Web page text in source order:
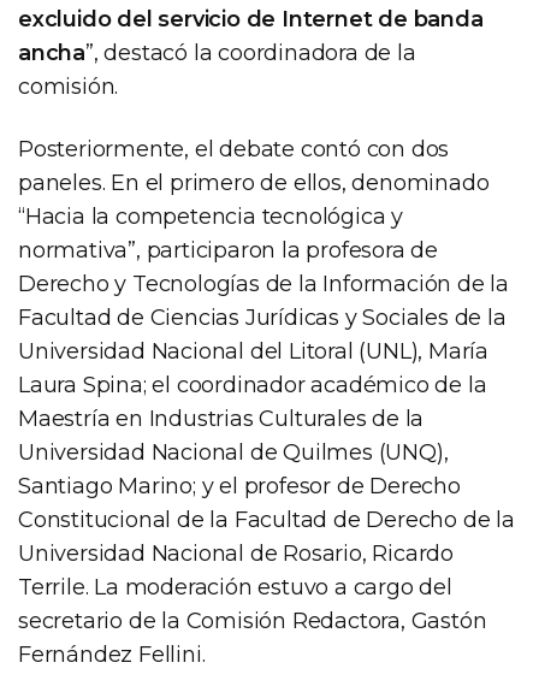
excluido del servicio de Internet de banda
ancha”, destacó la coordinadora de la
comisión.
Posteriormente, el debate contó con dos
paneles. En el primero de ellos, denominado
“Hacia la competencia tecnológica y
normativa”, participaron la profesora de
Derecho y Tecnologías de la Información de la
Facultad de Ciencias Jurídicas y Sociales de la
Universidad Nacional del Litoral (UNL), María
Laura Spina; el coordinador académico de la
Maestría en Industrias Culturales de la
Universidad Nacional de Quilmes (UNQ),
Santiago Marino; y el profesor de Derecho
Constitucional de la Facultad de Derecho de la
Universidad Nacional de Rosario, Ricardo
Terrile. La moderación estuvo a cargo del
secretario de la Comisión Redactora, Gastón
Fernández Fellini.